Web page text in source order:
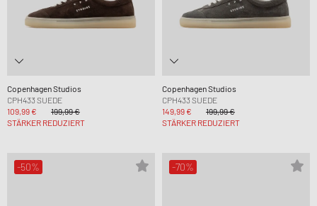
Copenhagen Studios
CPH433 SUEDE
109,99 €
199,99 €
STÄRKER REDUZIERT
Copenhagen Studios
CPH433 SUEDE
149,99 €
199,99 €
STÄRKER REDUZIERT
-50% -70%